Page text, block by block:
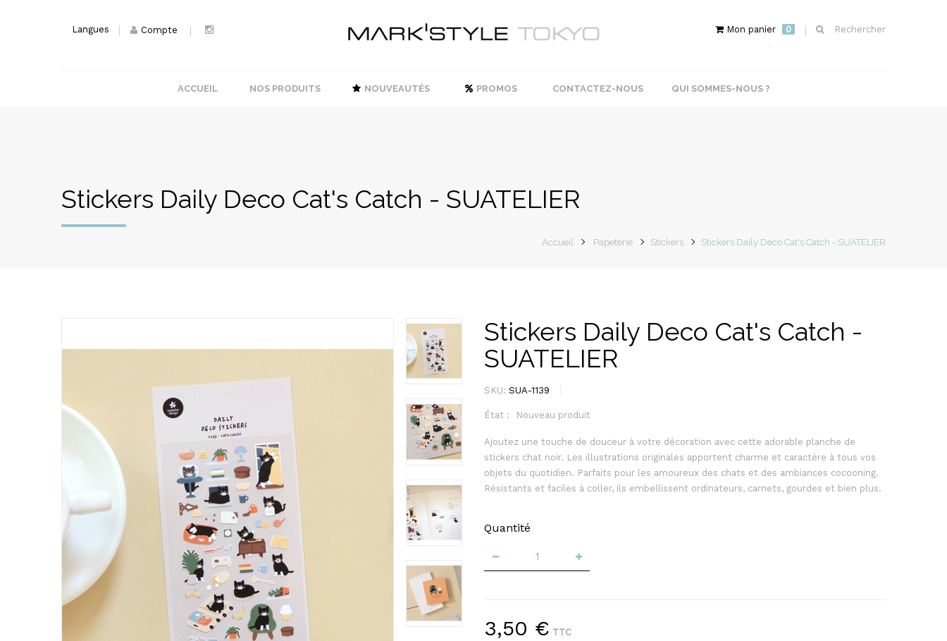
Langues Compte Rechercher
Mon panier 0
ACCUEIL NOS PRODUITS NOUVEAUTÉS PROMOS CONTACTEZ-NOUS QUI SOMMES-NOUS ?
Stickers Daily Deco Cat's Catch - SUATELIER
Accueil Papeterie Stickers Stickers Daily Deco Cat's Catch - SUATELIER
Stickers Daily Deco Cat's Catch -
SUATELIER
SKU: SUA-1139
État : Nouveau produit
Ajoutez une touche de douceur à votre décoration avec cette adorable planche de
stickers chat noir. Les illustrations originales apportent charme et caractère à tous vos
objets du quotidien. Parfaits pour les amoureux des chats et des ambiances cocooning.
Résistants et faciles à coller, ils embellissent ordinateurs, carnets, gourdes et bien plus.
Quantité
3,50 € TTC